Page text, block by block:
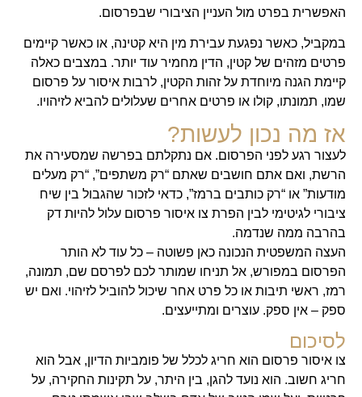
האפשרית בפרט מול העניין הציבורי שבפרסום.
במקביל, כאשר נפגעת עבירת מין היא קטינה, או כאשר קיימים
פרטים מזהים של קטין, הדין מחמיר עוד יותר. במצבים כאלה
קיימת הגנה מיוחדת על זהות הקטין, לרבות איסור על פרסום
שמו, תמונתו, קולו או פרטים אחרים שעלולים להביא לזיהויו.
אז מה נכון לעשות?
לעצור רגע לפני הפרסום. אם נתקלתם בפרשה שמסעירה את
הרשת, ואם אתם חושבים שאתם “רק משתפים”, “רק מעלים
מודעות” או “רק כותבים ברמז”, כדאי לזכור שהגבול בין שיח
ציבורי לגיטימי לבין הפרת צו איסור פרסום עלול להיות דק
בהרבה ממה שנדמה.
העצה המשפטית הנכונה כאן פשוטה – כל עוד לא הותר
הפרסום במפורש, אל תניחו שמותר לכם לפרסם שם, תמונה,
רמז, ראשי תיבות או כל פרט אחר שיכול להוביל לזיהוי. ואם יש
ספק – אין ספק. עוצרים ומתייעצים.
לסיכום
צו איסור פרסום הוא חריג לכלל של פומביות הדיון, אבל הוא
חריג חשוב. הוא נועד להגן, בין היתר, על תקינות החקירה, על